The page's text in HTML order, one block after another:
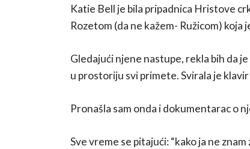
Katie Bell je bila pripadnica Hristove
Rozetom (da ne kažem- Ružicom)
Gledajući njene nastupe, rekla bih da
u prostoriju svi primete. Svirala je
Pronašla sam onda i dokumentarac o
Sve vreme se pitajući: “kako ja ne